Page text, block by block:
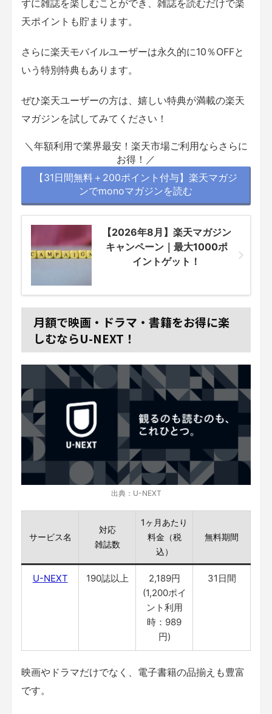
ずに雑誌を楽しむことができ、雑誌を読むだけで楽
天ポイントも貯まります。
さらに楽天モバイルユーザーは永久的に10％OFFと
いう特別特典もあります。
ぜひ楽天ユーザーの方は、嬉しい特典が満載の楽天
マガジンを試してみてください！
＼年額利用で業界最安！楽天市場ご利用ならさらに
お得！／
【31日間無料＋200ポイント付与】楽天マガジ
ンでmonoマガジンを読む
【2026年8月】楽天マガジン
キャンペーン｜最大1000ポ
イントゲット！
月額で映画・ドラマ・書籍をお得に楽
しむならU-NEXT！
出典：U-NEXT
サービス名
対応
雑誌数
1ヶ月あたり
料金（税
込）
無料期間
U-NEXT 190誌以上
2,189円
(1,200ポイ
ント利用
時：989
円)
31日間
映画やドラマだけでなく、電子書籍の品揃えも豊富
です。